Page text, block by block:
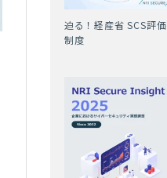
迫る！経産省 SCS評価
制度